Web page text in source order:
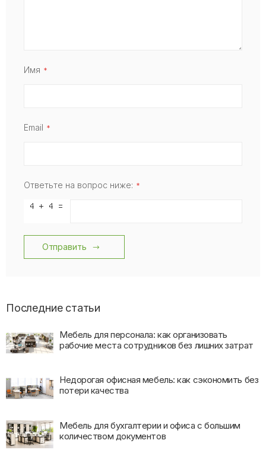
Имя
Email
Ответьте на вопрос ниже:
Отправить
Последние статьи
Мебель для персонала: как организовать
рабочие места сотрудников без лишних затрат
Недорогая офисная мебель: как сэкономить без
потери качества
Мебель для бухгалтерии и офиса с большим
количеством документов